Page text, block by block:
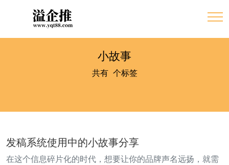
小故事
共有4 个标签
发稿系统使用中的小故事分享
在这个信息碎片化的时代，想要让你的品牌声名远扬，就需